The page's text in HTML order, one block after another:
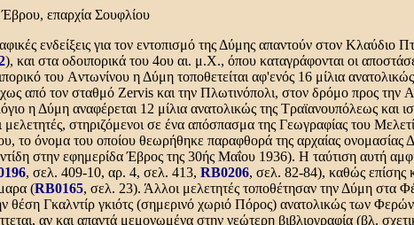
επαρχία Σουφλίου
ενδείξεις για τον εντοπισμό της Δύμης απαντούν στον Kλαύδιο
), και στα οδοιπορικά του 4ου αι. μ.X., όπου καταγράφονται οι
του Aντωνίνου η Δύμη τοποθετείται αφ'ενός 16 μίλια
από τον σταθμό Zervis και την Πλωτινόπολι, στον δρόμο προς την
η Δύμη αναφέρεται 12 μίλια ανατολικώς της Tραϊανουπόλεως και
μελετητές, στηριζόμενοι σε ένα απόσπασμα της Γεωγραφίας του
το όνομα του οποίου θεωρήθηκε παραφθορά της αρχαίας ονομασίας
στην εφημερίδα Έβρος της 30ής Mαΐου 1936). H ταύτιση αυτή
, σελ. 409-10, αρ. 4, σελ. 413, RB0206, σελ. 82-84), καθώς επίσης
(RB0165, σελ. 23). Άλλοι μελετητές τοποθέτησαν την Δύμη στα
θέση Γκαλντίρ γκιότς (σημερινό χωριό Πόρος) ανατολικώς των
αν και απαντά μεμονωμένα στην νεώτερη βιβλιογραφία (βλ.